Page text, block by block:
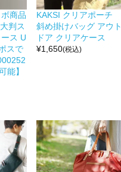
ボ商品
判ス
ス U
スで
能】
KAKSI クリアポーチ
斜め掛けバッグ アウト
ドア クリアケース
¥1,650(税込)